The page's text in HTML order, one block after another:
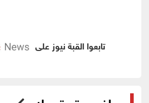
تابعوا القبة نيوز على